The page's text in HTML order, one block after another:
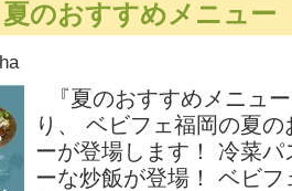
夏のおすすめメニュー
『夏のおすすめメニュ
り、 ベビフェ福岡の夏
ーが登場します！ 冷菜
ーな炒飯が登場！ ベビ